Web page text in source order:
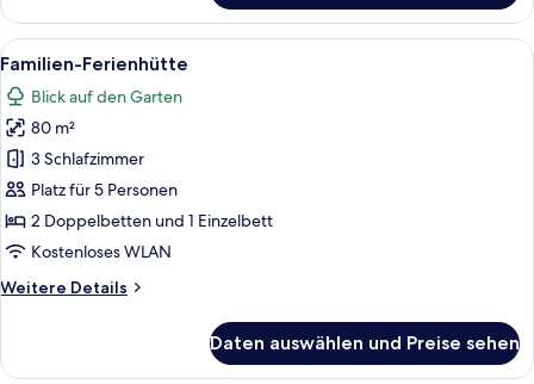
Meerblick
Alle
Fotos
für
Familien-
Ferienhütte
anzeigen
Ein Haus mit Swimmingpool,
9
Familien-Ferienhütte
Blick auf den Garten
80 m²
3 Schlafzimmer
Platz für 5 Personen
2 Doppelbetten und 1 Einzelbett
Kostenloses WLAN
Weitere Details
Weitere
Ferienhütte
Daten auswählen und Preise sehen